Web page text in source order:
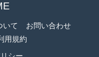
いて
お問い合わせ
用規約